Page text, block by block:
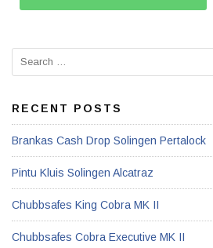
RECENT POSTS
Brankas Cash Drop Solingen Pertalock
Pintu Kluis Solingen Alcatraz
Chubbsafes King Cobra MK II
Chubbsafes Cobra Executive MK II